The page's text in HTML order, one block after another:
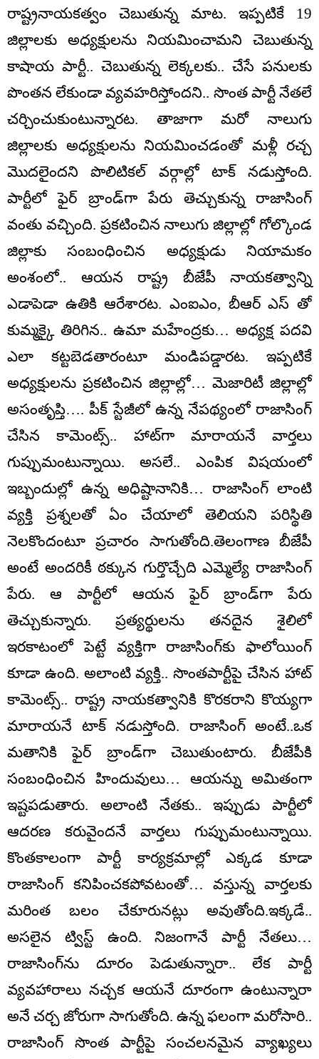
రాష్ట్రనాయకత్వం చెబుతున్న మాట. ఇప్పటికే 19
జిల్లాలకు అధ్యక్షులను నియమించామని చెబుతున్న
కాషాయ పార్టీ.. చెబుతున్న లెక్కలకు.. చేసే పనులకు
పొంతన లేకుండా వ్యవహరిస్తోందని.. సొంత పార్టీ నేతలే
చర్చించుకుంటున్నారట. తాజాగా మరో నాలుగు
జిల్లాలకు అధ్యక్షులను నియమించడంతో మళ్లీ రచ్చ
మొదలైందని పొలిటికల్ వర్గాల్లో టాక్ నడుస్తోంది.
పార్టీలో ఫైర్ బ్రాండ్‌గా పేరు తెచ్చుకున్న రాజాసింగ్
వంతు వచ్చింది. ప్రకటించిన నాలుగు జిల్లాల్లో గోల్కొండ
జిల్లాకు సంబంధించిన అధ్యక్షుడు నియామకం
అంశంలో.. ఆయన రాష్ట్ర బీజేపీ నాయకత్వాన్ని
ఎడాపెడా ఉతికి ఆరేశారట. ఎంఐఎం, బీఆర్ ఎస్ తో
కుమ్మక్కై తిరిగిన.. ఉమా మహేంద్రకు… అధ్యక్ష పదవి
ఎలా కట్టబెడతారంటూ మండిపడ్డారట. ఇప్పటికే
అధ్యక్షులను ప్రకటించిన జిల్లాల్లో… మెజారిటీ జిల్లాల్లో
అసంతృప్తి…. పీక్ స్టేజీలో ఉన్న నేపథ్యంలో రాజాసింగ్
చేసిన కామెంట్స్.. హాట్‌గా మారాయనే వార్తలు
గుప్పుమంటున్నాయి. అసలే.. ఎంపిక విషయంలో
ఇబ్బందుల్లో ఉన్న అధిష్టానానికి… రాజాసింగ్‌ లాంటి
వ్యక్తి ప్రశ్నలతో ఏం చేయాలో తెలియని పరిస్థితి
నెలకొందంటూ ప్రచారం సాగుతోంది.తెలంగాణ బీజేపీ
అంటే అందరికీ ఠక్కున గుర్తొచ్చేది ఎమ్మెల్యే రాజాసింగ్
పేరు. ఆ పార్టీలో ఆయన ఫైర్ బ్రాండ్‌గా పేరు
తెచ్చుకున్నారు. ప్రత్యర్థులను తనదైన శైలిలో
ఇరకాటంలో పెట్టే వ్యక్తిగా రాజాసింగ్‌కు ఫాలోయింగ్‌
కూడా ఉంది. అలాంటి వ్యక్తి.. సొంతపార్టీపై చేసిన హాట్‌
కామెంట్స్‌.. రాష్ట్ర నాయకత్వానికి కొరకరాని కొయ్యగా
మారాయనే టాక్ నడుస్తోంది. రాజాసింగ్ అంటే..ఒక
మతానికి ఫైర్ బ్రాండ్‌గా చెబుతుంటారు. బీజేపీకి
సంబంధించిన హిందువులు… ఆయన్ను అమితంగా
ఇష్టపడుతారు. అలాంటి నేతకు.. ఇప్పుడు పార్టీలో
ఆదరణ కరువైందనే వార్తలు గుప్పుమంటున్నాయి.
కొంతకాలంగా పార్టీ కార్యక్రమాల్లో ఎక్కడ కూడా
రాజాసింగ్ కనిపించకపోవటంతో… వస్తున్న వార్తలకు
మరింత బలం చేకూరునట్లు అవుతోంది.ఇక్కడే..
అసలైన ట్విస్ట్‌ ఉంది. నిజంగానే పార్టీ నేతలు…
రాజాసింగ్‌ను దూరం పెడుతున్నారా.. లేక పార్టీ
వ్యవహారాలు నచ్చక ఆయనే దూరంగా ఉంటున్నారా
అనే చర్చ జోరుగా సాగుతోంది. ఉన్న ఫలంగా మరోసారి..
రాజాసింగ్ సొంత పార్టీపై సంచలనమైన వ్యాఖ్యలు